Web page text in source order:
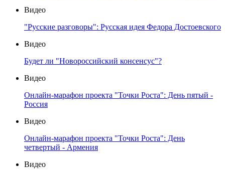
Видео
"Русские разговоры": Русская идея Федора Достоевского
Видео
Будет ли "Новороссийский консенсус"?
Видео
Онлайн-марафон проекта "Точки Роста": День пятый -
Россия
Видео
Онлайн-марафон проекта "Точки Роста": День
четвертый - Армения
Видео